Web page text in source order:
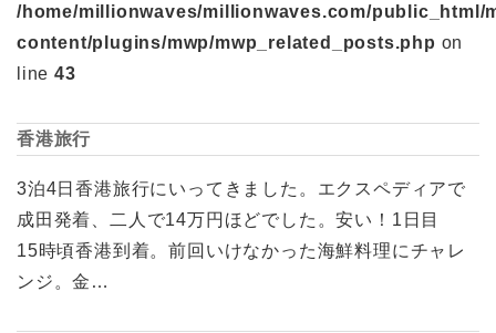
/home/millionwaves/millionwaves.com/public_html/
content/plugins/mwp/mwp_related_posts.php on
line 43
香港旅行
3泊4日香港旅行にいってきました。エクスペディアで
成田発着、二人で14万円ほどでした。安い！1日目
15時頃香港到着。前回いけなかった海鮮料理にチャレ
ンジ。金…